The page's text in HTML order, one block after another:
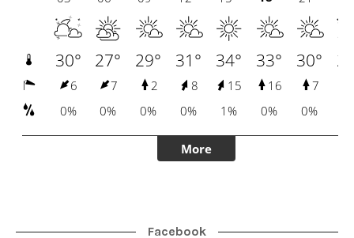
Facebook